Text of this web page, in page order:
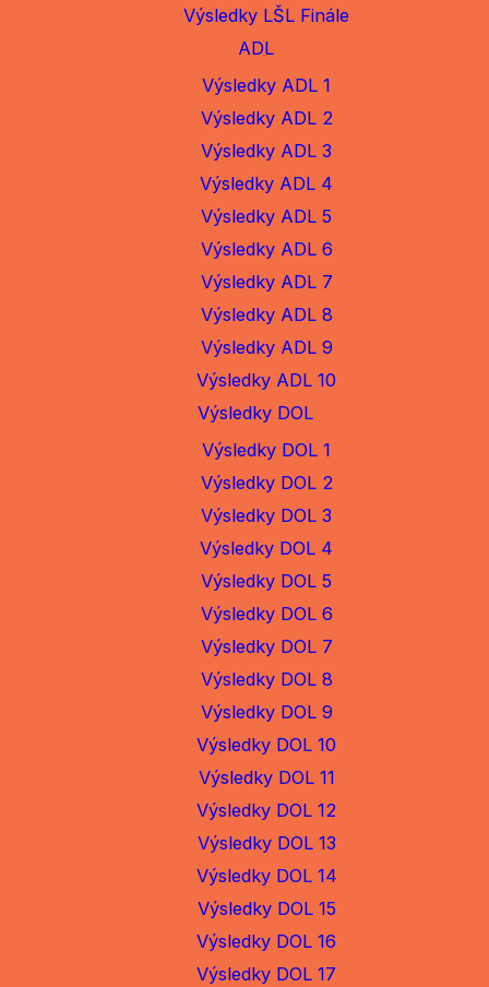
Výsledky LŠL Finále
ADL
Výsledky ADL 1
Výsledky ADL 2
Výsledky ADL 3
Výsledky ADL 4
Výsledky ADL 5
Výsledky ADL 6
Výsledky ADL 7
Výsledky ADL 8
Výsledky ADL 9
Výsledky ADL 10
Výsledky DOL
Výsledky DOL 1
Výsledky DOL 2
Výsledky DOL 3
Výsledky DOL 4
Výsledky DOL 5
Výsledky DOL 6
Výsledky DOL 7
Výsledky DOL 8
Výsledky DOL 9
Výsledky DOL 10
Výsledky DOL 11
Výsledky DOL 12
Výsledky DOL 13
Výsledky DOL 14
Výsledky DOL 15
Výsledky DOL 16
Výsledky DOL 17